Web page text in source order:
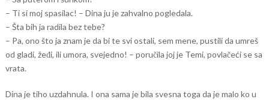
– Ti si moj spasilac! – Dina ju je zahvalno pogledala.
– Šta bih ja radila bez tebe?
– Pa, ono što ja znam je da bi te svi ostali, sem mene, pustili da umreš
od gladi, žeđi, ili umora, svejedno! – poručila joj je Temi, povlačeći se sa
vrata.
Dina je tiho uzdahnula. I ona sama je bila svesna toga da je malo ko u